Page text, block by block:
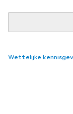
Wettelijke